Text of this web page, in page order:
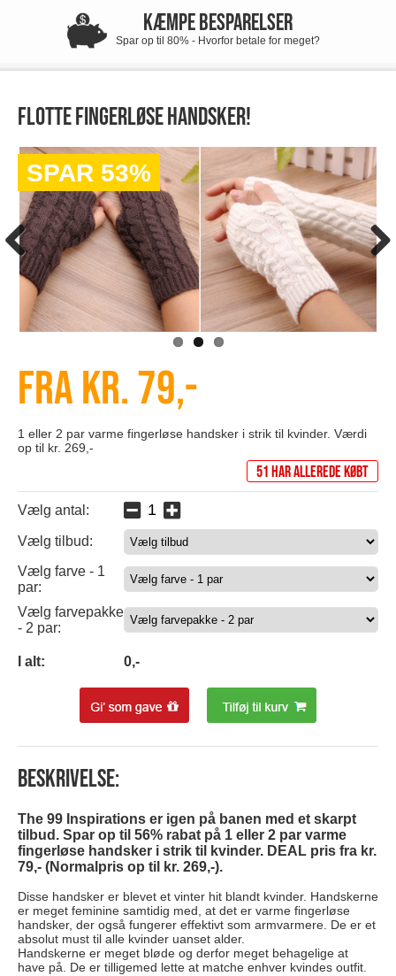
KÆMPE BESPARELSER
Spar op til 80% - Hvorfor betale for meget?
Flotte fingerløse handsker!
SPAR 53%
Fra kr. 79,-
1 eller 2 par varme fingerløse handsker i strik til kvinder. Værdi
op til kr. 269,-
51 har allerede købt
Vælg antal:
Vælg tilbud:
Vælg farve - 1
par:
Vælg farvepakke
- 2 par:
I alt: 0,-
Beskrivelse:
The 99 Inspirations er igen på banen med et skarpt
tilbud. Spar op til 56% rabat på 1 eller 2 par varme
fingerløse handsker i strik til kvinder. DEAL pris fra kr.
79,- (Normalpris op til kr. 269,-).
Disse handsker er blevet et vinter hit blandt kvinder. Handskerne
er meget feminine samtidig med, at det er varme fingerløse
handsker, der også fungerer effektivt som armvarmere. De er et
absolut must til alle kvinder uanset alder.
Handskerne er meget bløde og derfor meget behagelige at
have på. De er tilligemed lette at matche enhver kvindes outfit.